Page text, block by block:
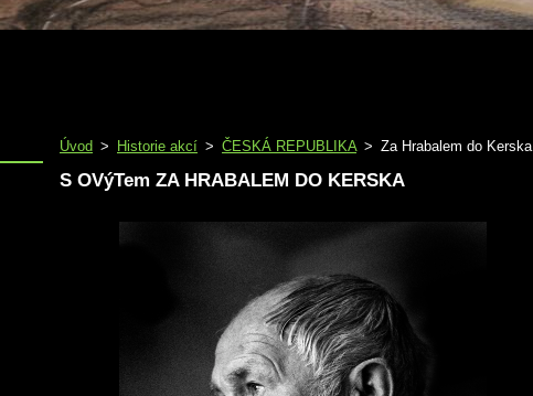
Úvod > Historie akcí > ČESKÁ REPUBLIKA > Za Hrabalem do Kerska
S OVýTem ZA HRABALEM DO KERSKA